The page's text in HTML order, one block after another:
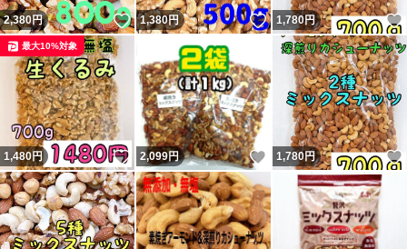
2,380円 いいね！
1,380円 いいね！
1,780円
1,480円 いいね！
最大10%対象
2,099円 いいね！
1,780円